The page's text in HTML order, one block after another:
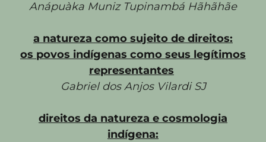
Anápuàka Muniz Tupinambá Hãhãhãe
a natureza como sujeito de direitos:
os povos indígenas como seus legítimos
representantes
Gabriel dos Anjos Vilardi SJ
direitos da natureza e cosmologia
indígena: